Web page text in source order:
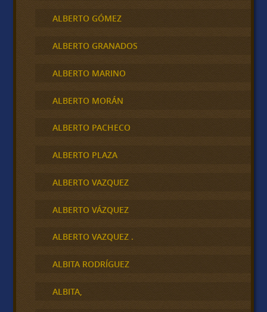
ALBERTO GÓMEZ
ALBERTO GRANADOS
ALBERTO MARINO
ALBERTO MORÁN
ALBERTO PACHECO
ALBERTO PLAZA
ALBERTO VAZQUEZ
ALBERTO VÁZQUEZ
ALBERTO VAZQUEZ .
ALBITA RODRÍGUEZ
ALBITA,